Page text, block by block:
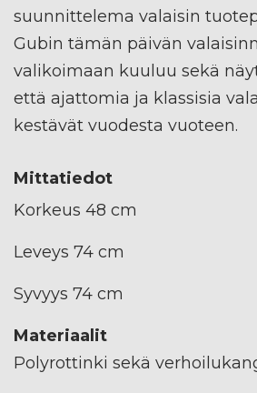
suunnittelema valaisin
Gubin tämän päivän
valikoimaan kuuluu sekä
että ajattomia ja klassisia
kestävät vuodesta vuoteen.
Mittatiedot
Korkeus 48 cm
Leveys 74 cm
Syvyys 74 cm
Materiaalit
Polyrottinki sekä